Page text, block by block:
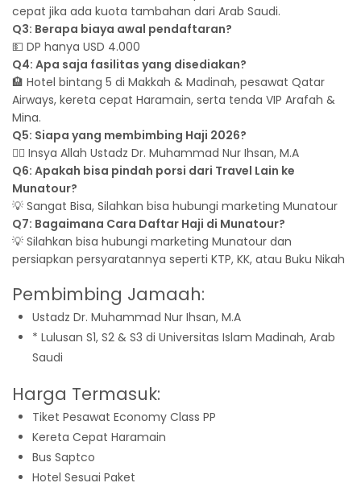
cepat jika ada kuota tambahan dari Arab Saudi.
Q3: Berapa biaya awal pendaftaran?
💵 DP hanya USD 4.000
Q4: Apa saja fasilitas yang disediakan?
🏨 Hotel bintang 5 di Makkah & Madinah, pesawat Qatar
Airways, kereta cepat Haramain, serta tenda VIP Arafah &
Mina.
Q5: Siapa yang membimbing Haji 2026?
👳‍♂️ Insya Allah Ustadz Dr. Muhammad Nur Ihsan, M.A
Q6: Apakah bisa pindah porsi dari Travel Lain ke
Munatour?
💡 Sangat Bisa, Silahkan bisa hubungi marketing Munatour
Q7: Bagaimana Cara Daftar Haji di Munatour?
💡 Silahkan bisa hubungi marketing Munatour dan
persiapkan persyaratannya seperti KTP, KK, atau Buku Nikah
Pembimbing Jamaah:
Ustadz Dr. Muhammad Nur Ihsan, M.A
* Lulusan S1, S2 & S3 di Universitas Islam Madinah, Arab
Saudi
Harga Termasuk:
Tiket Pesawat Economy Class PP
Kereta Cepat Haramain
Bus Saptco
Hotel Sesuai Paket